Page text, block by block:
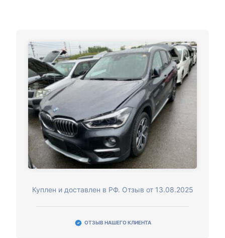
Куплен и доставлен в РФ. Отзыв от 13.08.2025
ОТЗЫВ НАШЕГО КЛИЕНТА